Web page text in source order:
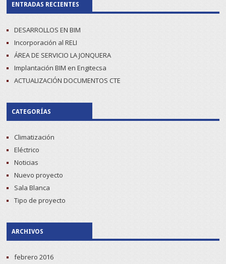
ENTRADAS RECIENTES
DESARROLLOS EN BIM
Incorporación al RELI
ÁREA DE SERVICIO LA JONQUERA
Implantación BIM en Engitecsa
ACTUALIZACIÓN DOCUMENTOS CTE
CATEGORÍAS
Climatización
Eléctrico
Noticias
Nuevo proyecto
Sala Blanca
Tipo de proyecto
ARCHIVOS
febrero 2016